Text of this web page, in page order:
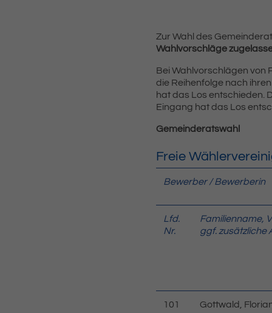
Zur Wahl des
Wahlvorschläge
Bei Wahlvorschlägen von
die Reihenfolge nach
hat das Los entschieden.
Eingang hat das Los
Gemeinderatswahl
Freie
Bewerber / Bewerberin
Lfd.
Nr.
Familienname,
ggf. zusätzliche
101 Gottwald,